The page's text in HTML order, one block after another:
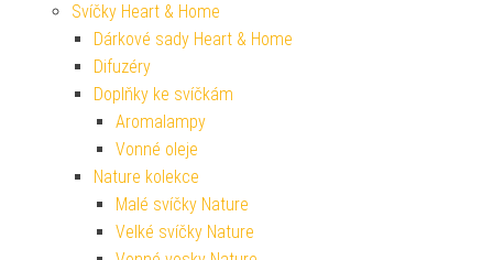
Svíčky Heart & Home
Dárkové sady Heart & Home
Difuzéry
Doplňky ke svíčkám
Aromalampy
Vonné oleje
Nature kolekce
Malé svíčky Nature
Velké svíčky Nature